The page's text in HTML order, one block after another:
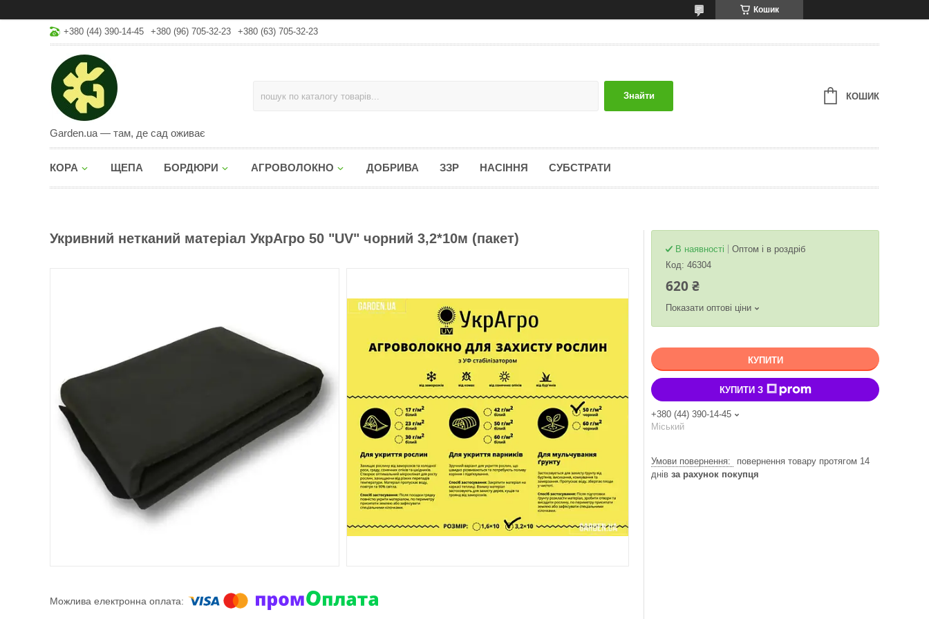
Кошик
+380 (44) 390-14-45 +380 (96) 705-32-23 +380 (63) 705-32-23
Garden.ua — там, де сад оживає
Знайти КОШИК
КОРА ЩЕПА БОРДЮРИ АГРОВОЛОКНО ДОБРИВА ЗЗР НАСІННЯ СУБСТРАТИ
Укривний нетканий матеріал УкрАгро 50 "UV" чорний 3,2*10м (пакет)
В наявності
Оптом і в роздріб
Код: 46304
620 ₴
Показати оптові ціни
КУПИТИ
КУПИТИ З
+380 (44) 390-14-45
Міський
повернення товару протягом 14
днів за рахунок покупця